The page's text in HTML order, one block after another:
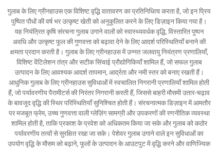
गुलाब के लिए ग्रीनहाउस एक विशिष्ट वृद्धि वातावरण का प्रतिनिधित्व करता है, जो इन प्रिय
पुष्पित पौधों की वर्ष भर उत्कृष्ट खेती को अनुकूलित करने के लिए डिज़ाइन किया गया है।
यह नियंत्रित कृषि संरचना गुलाब उगाने वालों को स्वास्थ्यवर्धक वृद्धि, विस्तारित पुष्पन
अवधि और उत्कृष्ट फूल की गुणवत्ता को बढ़ावा देने के लिए आदर्श परिस्थितियाँ बनाने की
क्षमता प्रदान करती है। गुलाब के लिए ग्रीनहाउस में उन्नत जलवायु नियंत्रण प्रणालियाँ,
विशिष्ट वेंटिलेशन तंत्र और सटीक सिंचाई प्रौद्योगिकियाँ शामिल हैं, जो सफल गुलाब
उत्पादन के लिए आवश्यक आदर्श तापमान, आर्द्रता और नमी स्तर को बनाए रखती हैं।
आधुनिक गुलाब के लिए ग्रीनहाउस सुविधाओं में स्वचालित निगरानी प्रणालियाँ शामिल होती
हैं, जो पर्यावरणीय पैरामीटर्स की निरंतर निगरानी करती हैं, जिससे बाहरी मौसमी उतार-चढ़ाव
के बावजूद वृद्धि की स्थिर परिस्थितियाँ सुनिश्चित होती हैं। संरचनात्मक डिज़ाइन में आमतौर
पर मजबूत फ्रेम, उच्च गुणवत्ता वाली ग्लेज़िंग सामग्री और उपकरणों की रणनीतिक व्यवस्था
शामिल होती है, ताकि प्रकाश के प्रवेश को अधिकतम किया जा सके और गुलाब को कठोर
पर्यावरणीय तत्वों से सुरक्षित रखा जा सके। पेशेवर गुलाब उगाने वाले इन सुविधाओं का
उपयोग वृद्धि के मौसम को बढ़ाने, फूलों के उत्पादन के आउटपुट में वृद्धि करने और वाणिज्यिक